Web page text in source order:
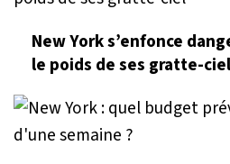
New York s’enfonce
le poids de ses gratte-ciel